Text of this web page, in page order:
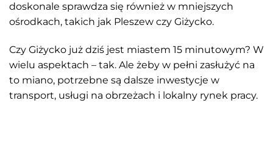
doskonale sprawdza się również w mniejszych
ośrodkach, takich jak Pleszew czy Giżycko.
Czy Giżycko już dziś jest miastem 15 minutowym? W
wielu aspektach – tak. Ale żeby w pełni zasłużyć na
to miano, potrzebne są dalsze inwestycje w
transport, usługi na obrzeżach i lokalny rynek pracy.